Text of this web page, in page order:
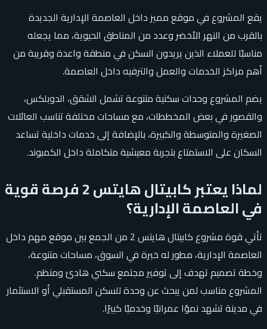
يقع المشروع في موقع مميز داخل العاصمة الإدارية الجديدة
بالقرب من النهر الأخضر وعدد من المناطق الحيوية، مما يجعله
مناسبًا للعملاء الذين يريدون السكن في منطقة واعدة وقريبة من
أهم مراكز الخدمات والعمل والترفيه داخل العاصمة.
يضم المشروع وحدات سكنية متنوعة تشمل الشقق، الدوبلكس،
والقصور في بعض المخططات، مع مساحات مختلفة تناسب العائلات
الصغيرة والمتوسطة والكبيرة، بالإضافة إلى خدمات داخلية تساعد
السكان على الاستمتاع بتجربة معيشية متكاملة داخل الكمبوند.
لماذا يعتبر كابيتال هايتس 2 فرصة قوية
في العاصمة الإدارية؟
تأتي قوة مشروع كابيتال هايتس 2 من الجمع بين موقع مهم داخل
العاصمة الإدارية، مطور له خبرة في السوق، مساحات متنوعة،
وخطة تصميم تهدف إلى توفير مجتمع سكني هادئ ومنظم.
المشروع مناسب لمن يبحث عن وحدة للسكن المستقبلي أو الاستثمار
في مدينة تشهد نموًا عمرانيًا وخدميًا كبيرًا.